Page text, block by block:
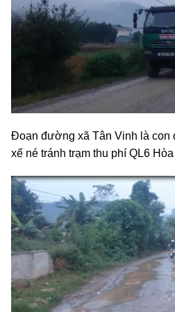
Đoạn đường xã Tân Vinh là con
xế né tránh trạm thu phí QL6